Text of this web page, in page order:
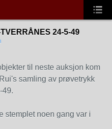
24-5-49
til neste auksjon kom
samling av prøvetrykk
49.
stemplet noen gang var i